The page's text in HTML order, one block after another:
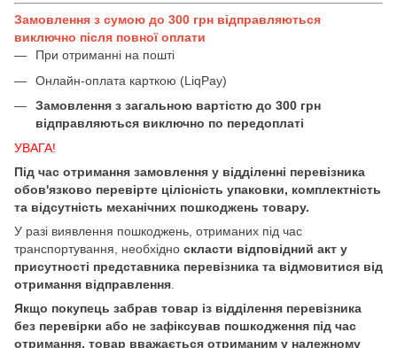
Замовлення з сумою до 300 грн відправляються
виключно після повної оплати
При отриманні на пошті
Онлайн-оплата карткою (LiqPay)
Замовлення з загальною вартістю до 300 грн
відправляються виключно по передоплаті
УВАГА!
Під час отримання замовлення у відділенні перевізника
обов'язково перевірте цілісність упаковки, комплектність
та відсутність механічних пошкоджень товару.
У разі виявлення пошкоджень, отриманих під час
транспортування, необхідно скласти відповідний акт у
присутності представника перевізника та відмовитися від
отримання відправлення.
Якщо покупець забрав товар із відділення перевізника
без перевірки або не зафіксував пошкодження під час
отримання, товар вважається отриманим у належному